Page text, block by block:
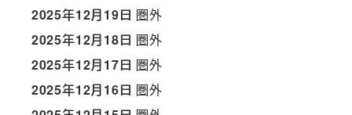
2025年12月19日 圏外
2025年12月18日 圏外
2025年12月17日 圏外
2025年12月16日 圏外